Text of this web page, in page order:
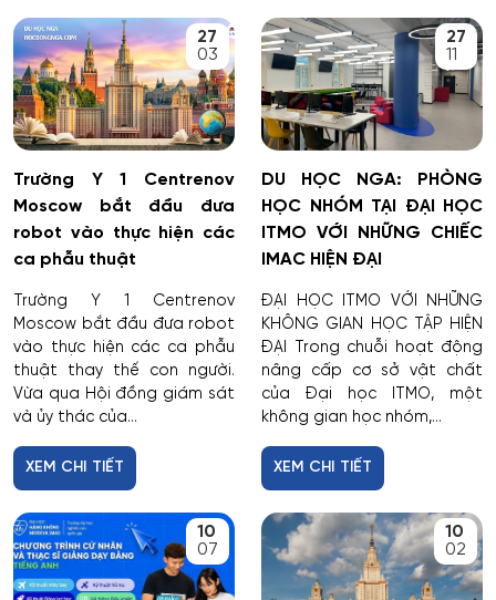
27
03
Trường Y 1 Centrenov
Moscow bắt đầu đưa
robot vào thực hiện các
ca phẫu thuật
Trường Y 1 Centrenov
Moscow bắt đầu đưa robot
vào thực hiện các ca phẫu
thuật thay thế con người.
Vừa qua Hội đồng giám sát
và ủy thác của...
XEM CHI TIẾT
27
11
DU HỌC NGA: PHÒNG
HỌC NHÓM TẠI ĐẠI HỌC
ITMO VỚI NHỮNG CHIẾC
IMAC HIỆN ĐẠI
ĐẠI HỌC ITMO VỚI NHỮNG
KHÔNG GIAN HỌC TẬP HIỆN
ĐẠI Trong chuỗi hoạt động
nâng cấp cơ sở vật chất
của Đại học ITMO, một
không gian học nhóm,...
XEM CHI TIẾT
10
07
10
02